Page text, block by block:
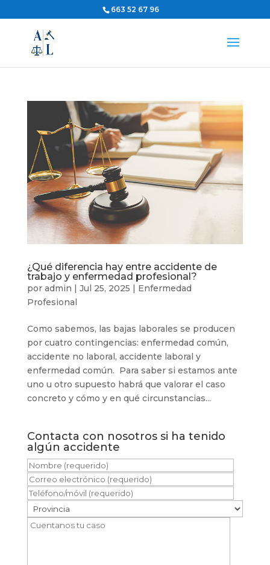
663 52 67 96
¿Qué diferencia hay entre accidente de
trabajo y enfermedad profesional?
por admin | Jul 25, 2025 | Enfermedad
Profesional
Como sabemos, las bajas laborales se producen
por cuatro contingencias: enfermedad común,
accidente no laboral, accidente laboral y
enfermedad común. Para saber si estamos ante
uno u otro supuesto habrá que valorar el caso
concreto y cómo y en qué circunstancias...
Contacta con nosotros si ha tenido
algún accidente